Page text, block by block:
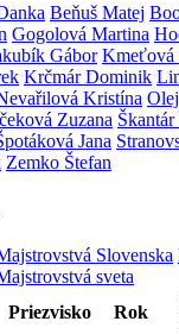
Beňuš Matej
Gogolová Martina
Gábor Kmeťová
Krčmár Dominik
Kristína
Zuzana
Jana
Zemko Štefan
Slovenska
sveta
Priezvisko Rok